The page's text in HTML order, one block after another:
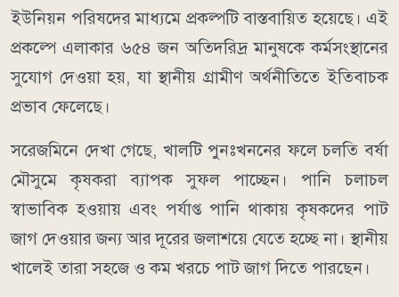
ইউনিয়ন পরিষদের মাধ্যমে প্রকল্পটি বাস্তবায়িত হয়েছে। এই
প্রকল্পে এলাকার ৬৫৪ জন অতিদরিদ্র মানুষকে কর্মসংস্থানের
সুযোগ দেওয়া হয়, যা স্থানীয় গ্রামীণ অর্থনীতিতে ইতিবাচক
প্রভাব ফেলেছে।
সরেজমিনে দেখা গেছে, খালটি পুনঃখননের ফলে চলতি বর্ষা
মৌসুমে কৃষকরা ব্যাপক সুফল পাচ্ছেন। পানি চলাচল
স্বাভাবিক হওয়ায় এবং পর্যাপ্ত পানি থাকায় কৃষকদের পাট
জাগ দেওয়ার জন্য আর দূরের জলাশয়ে যেতে হচ্ছে না। স্থানীয়
খালেই তারা সহজে ও কম খরচে পাট জাগ দিতে পারছেন।